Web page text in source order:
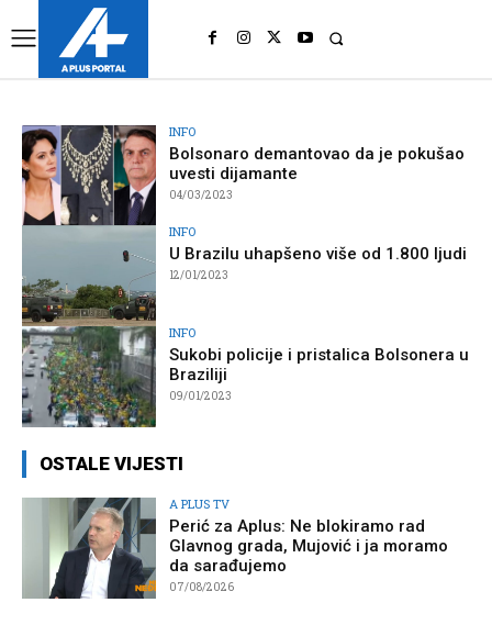
INFO
Bolsonaro demantovao da je pokušao
uvesti dijamante
04/03/2023
INFO
U Brazilu uhapšeno više od 1.800 ljudi
12/01/2023
INFO
Sukobi policije i pristalica Bolsonera u
Braziliji
09/01/2023
OSTALE VIJESTI
A PLUS TV
Perić za Aplus: Ne blokiramo rad
Glavnog grada, Mujović i ja moramo
da sarađujemo
07/08/2026